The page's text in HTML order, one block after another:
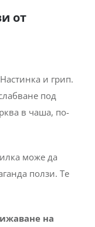
ползи. Те
е ефективна